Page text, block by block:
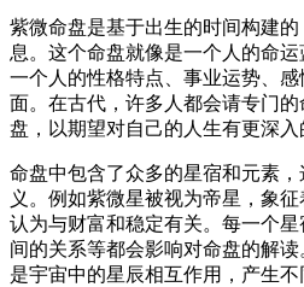
紫微命盘是基于出生的时间构建
息。这个命盘就像是一个人的命
一个人的性格特点、事业运势、
面。在古代，许多人都会请专门
盘，以期望对自己的人生有更深入
命盘中包含了众多的星宿和元素
义。例如紫微星被视为帝星，象
认为与财富和稳定有关。每一个
间的关系等都会影响对命盘的解
是宇宙中的星辰相互作用，产生